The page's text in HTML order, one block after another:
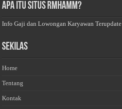
Apa Itu Situs Rmhamm?
Info Gaji dan Lowongan Karyawan Terupdate
Sekilas
Home
Tentang
Kontak